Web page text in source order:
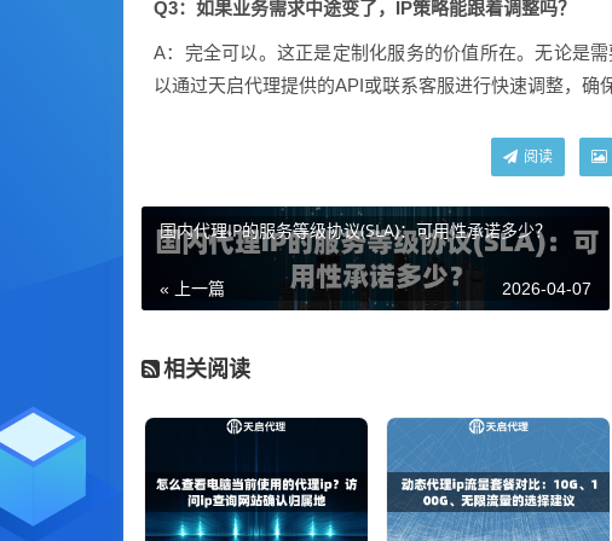
Q3：如果业务需求中途变了，IP策略能跟着调整吗？
A：完全可以。这正是定制化服务的价值所在。无论是
以通过天启代理提供的API或联系客服进行快速调整，确
阅读
国内代理IP的服务等级协议(SLA)：可用性承诺多少？
« 上一篇 2026-04-07
相关阅读